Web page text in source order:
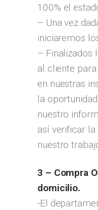
100% el
– Una vez
iniciaremos
– Finalizados
al cliente
en nuestras
la
nuestro
así verificar
nuestro
3 – Compra
domicilio.
-El